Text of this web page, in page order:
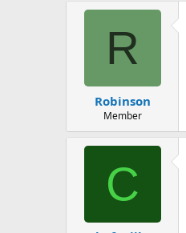
R
Robinson
Member
C